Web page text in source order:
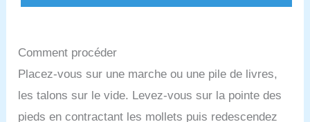
Comment procéder
Placez-vous sur une marche ou une pile de livres,
les talons sur le vide. Levez-vous sur la pointe des
pieds en contractant les mollets puis redescendez